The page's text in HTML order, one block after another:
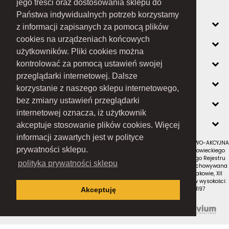
jego treści oraz dostosowania sklepu do
Państwa indywidualnych potrzeb korzystamy
z informacji zapisanych za pomocą plików
cookies na urządzeniach końcowych
użytkowników. Pliki cookies można
kontrolować za pomocą ustawień swojej
przeglądarki internetowej. Dalsze
korzystanie z naszego sklepu internetowego,
bez zmiany ustawień przeglądarki
internetowej oznacza, iż użytkownik
akceptuje stosowanie plików cookies. Więcej
informacji zawartych jest w polityce
prywatności sklepu.
polityka prywatności sklepu
Akceptuję
MOJE KONTO
INFORMACJE
O FIRMIE
ZOBACZ RÓWNIEŻ
KONTAKT
NEWSLETTER
RAMEX SPÓŁKA Z OGRANICZONĄ ODPOWIEDZIALNOŚCIĄ SPÓŁKA KOMANDYTOWO-AKCYJNA
z siedzibą w Nowym Sączu (adres siedziby i adres do doręczeń: ul. Wiśniowieckiego
123 C, 33-300 Nowy Sącz); wpisana do Rejestru Przedsiębiorców Krajowego Rejestru
Sądowego pod numerem KRS 0000434051; sąd rejestrowy, w którym przechowywana
jest dokumentacja spółki: Sąd Rejonowy dla Krakowa-Śródmieścia w Krakowie, XII
Wydział Gospodarczy Krajowego Rejestru Sądowego; kapitał zakładowy w wysokości:
10 050 000 zł, w całości opłacony; NIP: 7343516936; REGON: 122671197